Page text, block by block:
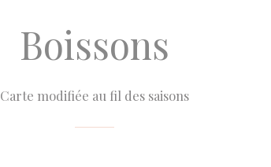
Boissons
Carte modifiée au fil des saisons